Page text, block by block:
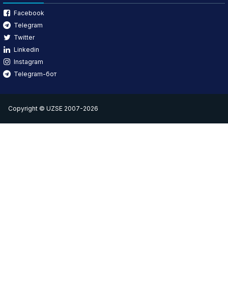
Facebook
Telegram
Twitter
Linkedin
Instagram
Telegram-бот
Copyright © UZSE 2007-2026